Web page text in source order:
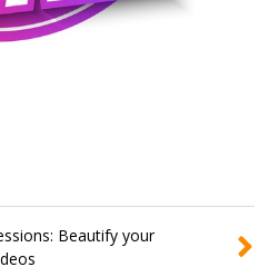
Beautify your